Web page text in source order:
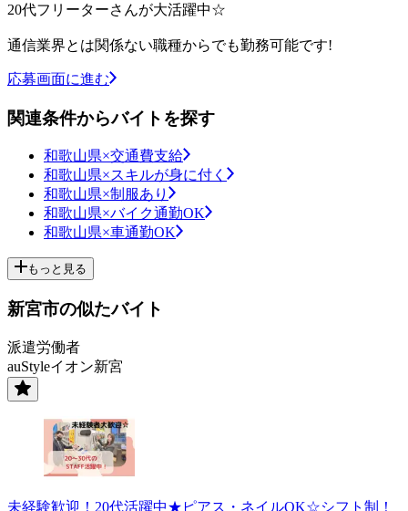
20代フリーターさんが大活躍中☆
通信業界とは関係ない職種からでも勤務可能です!
応募画面に進む
関連条件からバイトを探す
和歌山県×交通費支給
和歌山県×スキルが身に付く
和歌山県×制服あり
和歌山県×バイク通勤OK
和歌山県×車通勤OK
もっと見る
新宮市の似たバイト
派遣労働者
auStyleイオン新宮
未経験歓迎！20代活躍中★ピアス・ネイルOK☆シフト制！